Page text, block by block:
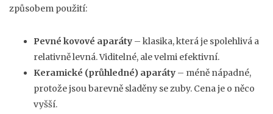
způsobem použití:
Pevné kovové aparáty – klasika, která je spolehlivá a
relativně levná. Viditelné, ale velmi efektivní.
Keramické (průhledné) aparáty – méně nápadné,
protože jsou barevně sladěny se zuby. Cena je o něco
vyšší.